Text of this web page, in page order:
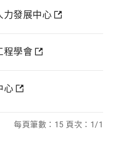
力發展中心
程學會
心
每頁筆數：15 頁次：1/1